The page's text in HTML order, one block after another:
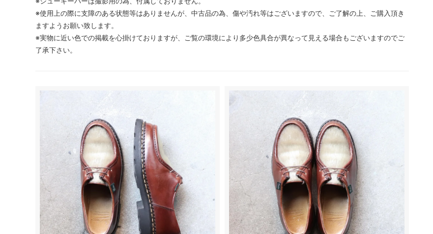
※使用上の際に支障のある状態等はありませんが、中古品の為、傷や汚れ等はございますので、ご了解の上、ご購入頂き
ますようお願い致します。
※実物に近い色での掲載を心掛けておりますが、ご覧の環境により多少色具合が異なって見える場合もございますのでご
了承下さい。